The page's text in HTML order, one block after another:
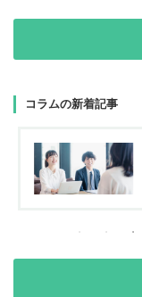
コラムの新着記事